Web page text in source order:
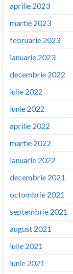
aprilie 2023
martie 2023
februarie 2023
ianuarie 2023
decembrie 2022
iulie 2022
iunie 2022
aprilie 2022
martie 2022
ianuarie 2022
decembrie 2021
octombrie 2021
septembrie 2021
august 2021
iulie 2021
iunie 2021